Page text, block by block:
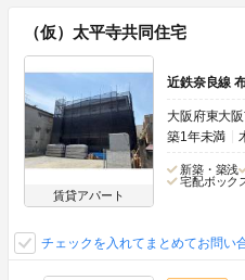
（仮）太平寺共同住宅
賃貸アパート
近鉄奈良線
大阪府東大
築1年未満
新築・築浅
宅配ボック
チェックを入れてまとめてお問い